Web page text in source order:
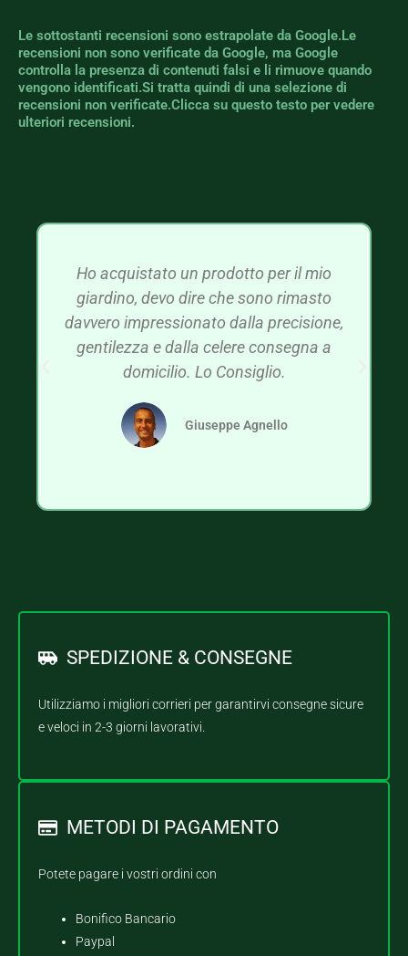
Le sottostanti recensioni sono estrapolate da Google.Le
recensioni non sono verificate da Google, ma Google
controlla la presenza di contenuti falsi e li rimuove quando
vengono identificati.Si tratta quindi di una selezione di
recensioni non verificate.Clicca su questo testo per vedere
ulteriori recensioni.
Ho acquistato un prodotto per il mio
giardino, devo dire che sono rimasto
davvero impressionato dalla precisione,
gentilezza e dalla celere consegna a
domicilio. Lo Consiglio.
Giuseppe Agnello
SPEDIZIONE & CONSEGNE
Utilizziamo i migliori corrieri per garantirvi consegne sicure
e veloci in 2-3 giorni lavorativi.
METODI DI PAGAMENTO
Potete pagare i vostri ordini con
Bonifico Bancario
Paypal